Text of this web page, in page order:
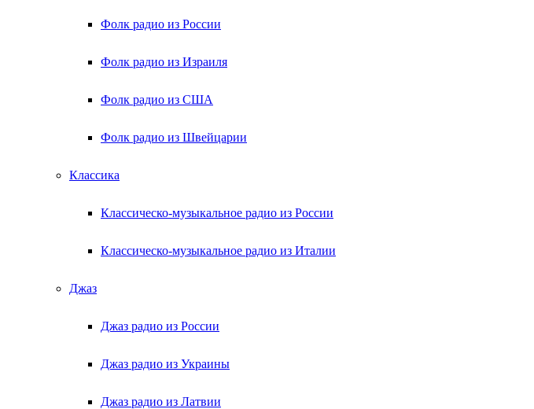
Фолк радио из России
Фолк радио из Израиля
Фолк радио из США
Фолк радио из Швейцарии
Классика
Классическо-музыкальное радио из России
Классическо-музыкальное радио из Италии
Джаз
Джаз радио из России
Джаз радио из Украины
Джаз радио из Латвии